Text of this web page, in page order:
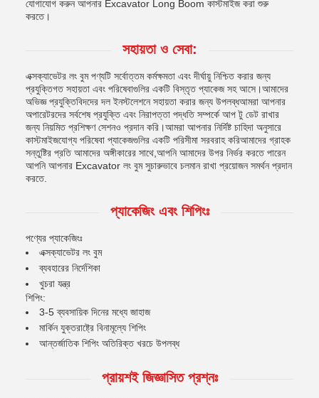
যোগাযোগ করুন আপনার Excavator Long Boom কাস্টমাইজ করা শুরু
করতে।
সহায়তা ও সেবা:
এক্সক্যাভেটর লং বুম পণ্যটি সর্বোত্তম কর্মক্ষমতা এবং দীর্ঘায়ু নিশ্চিত করার জন্য
প্রযুক্তিগত সহায়তা এবং পরিষেবাগুলির একটি বিস্তৃত প্যাকেজ সহ আসে।আমাদের
অভিজ্ঞ প্রযুক্তিবিদদের দল ইনস্টলেশনে সহায়তা করার জন্য উপলব্ধআমরা আপনার
অপারেটরদের সর্বশেষ প্রযুক্তি এবং নিরাপত্তা পদ্ধতি সম্পর্কে আপ টু ডেট রাখার
জন্য নিয়মিত প্রশিক্ষণ সেশনও প্রদান করি।আমরা আপনার নির্দিষ্ট চাহিদা অনুসারে
কাস্টমাইজযোগ্য পরিষেবা প্যাকেজগুলির একটি পরিসীমা সরবরাহ করিআমাদের গ্রাহক
সন্তুষ্টির প্রতি আমাদের অঙ্গীকারের সাথে,আপনি আমাদের উপর নির্ভর করতে পারেন
আপনি আপনার Excavator লং বুম সুচারুভাবে চলমান রাখা প্রয়োজন সমর্থন প্রদান
করতে.
প্যাকেজিং এবং শিপিংঃ
পণ্যের প্যাকেজিংঃ
এক্সক্যাভেটর লং বুম
ব্যবহারের নির্দেশিকা
খুচরা যন্ত্র
শিপিং:
3-5 ব্যবসায়িক দিনের মধ্যে জাহাজ
মার্কিন যুক্তরাষ্ট্রে বিনামূল্যে শিপিং
আন্তর্জাতিক শিপিং অতিরিক্ত খরচে উপলব্ধ
প্রায়শই জিজ্ঞাসিত প্রশ্নঃ